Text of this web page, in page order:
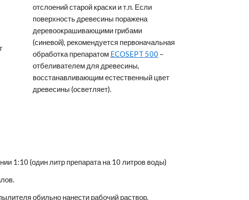
отслоений старой краски и т.п. Если
поверхность древесины поражена
деревоокрашивающими грибами
(синевой), рекомендуется первоначальная
обработка препаратом ECOSEPT 500 –
отбеливателем для древесины,
восстанавливающим естественный цвет
древесины (осветляет).
1:10 (один литр препарата на 10 литров воды)
обильно нанести рабочий раствор.